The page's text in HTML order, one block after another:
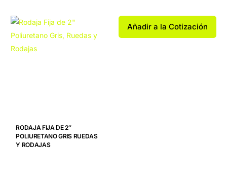
RODAJA FIJA DE 2″
POLIURETANO GRIS RUEDAS
Y RODAJAS
Añadir a la Cotización